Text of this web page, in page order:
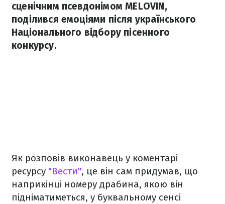
сценічним псевдонімом MELOVIN,
поділився емоціями після українського
Національного відбору пісенного
конкурсу.
Як розповів виконавець у коментарі
ресурсу "Вести", це він сам придумав, що
наприкінці номеру драбина, якою він
підніматиметься, у буквальному сенсі